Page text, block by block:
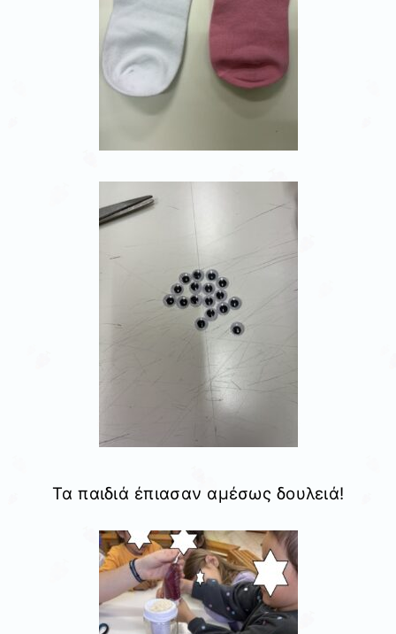
Τα παιδιά έπιασαν αμέσως δουλειά!